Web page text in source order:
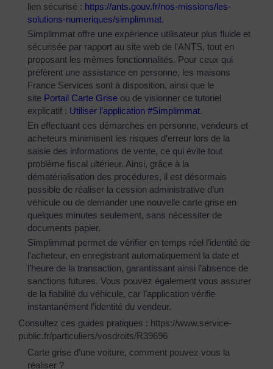
lien sécurisé : https://ants.gouv.fr/nos-missions/les-
solutions-numeriques/simplimmat.
Simplimmat offre une expérience utilisateur plus fluide et
sécurisée par rapport au site web de l’ANTS, tout en
proposant les mêmes fonctionnalités. Pour ceux qui
préfèrent une assistance en personne, les maisons
France Services sont à disposition, ainsi que le
site Portail Carte Grise ou de visionner ce tutoriel
explicatif : Utiliser l’application #Simplimmat.
En effectuant ces démarches en personne, vendeurs et
acheteurs minimisent les risques d’erreur lors de la
saisie des informations de vente, ce qui évite tout
problème fiscal ultérieur. Ainsi, grâce à la
dématérialisation des procédures, il est désormais
possible de réaliser la cession administrative d’un
véhicule ou de demander une nouvelle carte grise en
quelques minutes seulement, sans nécessiter de
documents papier.
Simplimmat permet de vérifier en temps réel l’identité de
l’acheteur, en enregistrant automatiquement la date et
l’heure de la transaction, garantissant ainsi l’absence de
sanctions futures. Vous pouvez également vous assurer
de la fiabilité du véhicule, car l’application vérifie
instantanément l’identité du vendeur.
Consultez ces guides pratiques : https://www.service-
public.fr/particuliers/vosdroits/R39696
Carte grise d’une voiture, comment pouvez vous la
réaliser ?